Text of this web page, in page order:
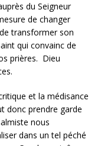
du Seigneur
de changer
transformer son
qui convainc de
prières. Dieu
et la médisance
donc prendre garde
nous
dans un tel péché